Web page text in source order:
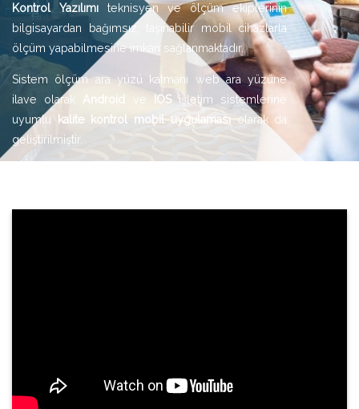
Kontrol Yazılımı teknisyen ve ölçüm ekiplerinin
bilgisayardan bağımsız, taşınabilir mobil cihazlarla
ölçüm yapabilmesine imkan sağlanmaktadır.
Sistem ölçüm ara yüzü katmanı web ara yüzüne
ilave olarak Android ve IOSişletim sistemlerine
uyumlu
kalite kontrol mobil uygulaması olarak da
geliştirilmiştir.